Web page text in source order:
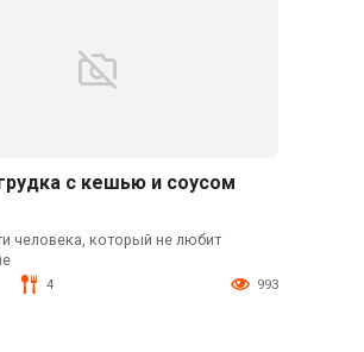
с кешью и соусом
человека, который не любит
4 993